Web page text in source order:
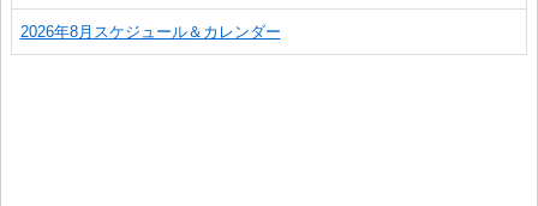
2026年8月スケジュール＆カレンダー